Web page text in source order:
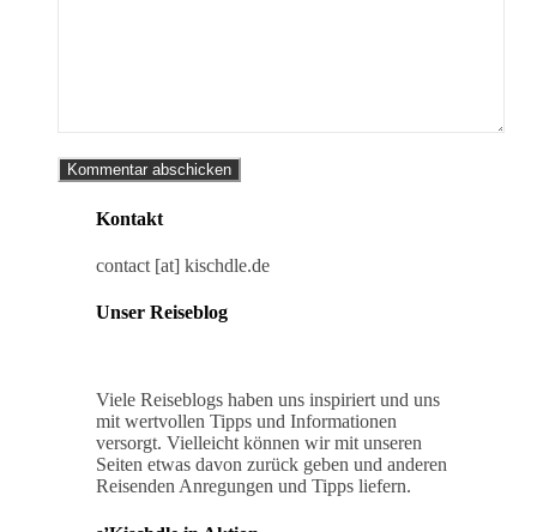
Kontakt
contact [at] kischdle.de
Unser Reiseblog
Viele Reiseblogs haben uns inspiriert und uns
mit wertvollen Tipps und Informationen
versorgt. Vielleicht können wir mit unseren
Seiten etwas davon zurück geben und anderen
Reisenden Anregungen und Tipps liefern.